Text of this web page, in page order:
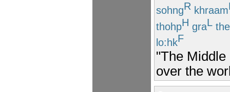
sohngR khraam
thohpH graL
lo:hkF
"The
over the